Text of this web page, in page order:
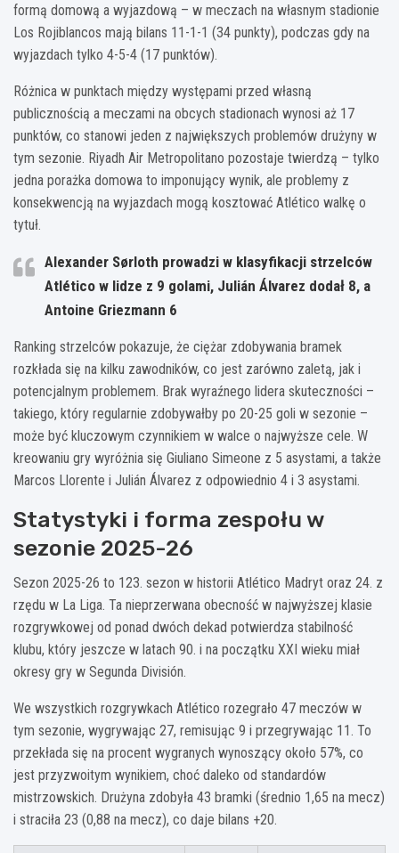
formą domową a wyjazdową – w meczach na własnym stadionie
Los Rojiblancos mają bilans 11-1-1 (34 punkty), podczas gdy na
wyjazdach tylko 4-5-4 (17 punktów).
Różnica w punktach między występami przed własną
publicznością a meczami na obcych stadionach wynosi aż 17
punktów, co stanowi jeden z największych problemów drużyny w
tym sezonie. Riyadh Air Metropolitano pozostaje twierdzą – tylko
jedna porażka domowa to imponujący wynik, ale problemy z
konsekwencją na wyjazdach mogą kosztować Atlético walkę o
tytuł.
Alexander Sørloth prowadzi w klasyfikacji strzelców
Atlético w lidze z 9 golami, Julián Álvarez dodał 8, a
Antoine Griezmann 6
Ranking strzelców pokazuje, że ciężar zdobywania bramek
rozkłada się na kilku zawodników, co jest zarówno zaletą, jak i
potencjalnym problemem. Brak wyraźnego lidera skuteczności –
takiego, który regularnie zdobywałby po 20-25 goli w sezonie –
może być kluczowym czynnikiem w walce o najwyższe cele. W
kreowaniu gry wyróżnia się Giuliano Simeone z 5 asystami, a także
Marcos Llorente i Julián Álvarez z odpowiednio 4 i 3 asystami.
Statystyki i forma zespołu w
sezonie 2025-26
Sezon 2025-26 to 123. sezon w historii Atlético Madryt oraz 24. z
rzędu w La Liga. Ta nieprzerwana obecność w najwyższej klasie
rozgrywkowej od ponad dwóch dekad potwierdza stabilność
klubu, który jeszcze w latach 90. i na początku XXI wieku miał
okresy gry w Segunda División.
We wszystkich rozgrywkach Atlético rozegrało 47 meczów w
tym sezonie, wygrywając 27, remisując 9 i przegrywając 11. To
przekłada się na procent wygranych wynoszący około 57%, co
jest przyzwoitym wynikiem, choć daleko od standardów
mistrzowskich. Drużyna zdobyła 43 bramki (średnio 1,65 na mecz)
i straciła 23 (0,88 na mecz), co daje bilans +20.